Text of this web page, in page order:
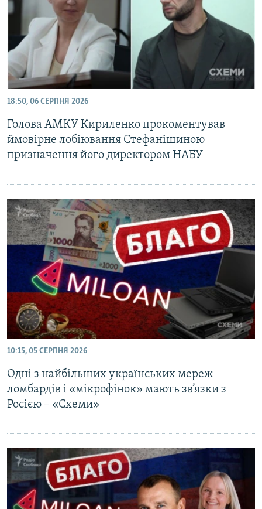
18:50, 06 СЕРПНЯ 2026
Голова АМКУ Кириленко прокоментував
ймовірне лобіювання Стефанішиною
призначення його директором НАБУ
10:15, 05 СЕРПНЯ 2026
Одні з найбільших українських мереж
ломбардів і «мікрофінок» мають зв’язки з
Росією – «Схеми»